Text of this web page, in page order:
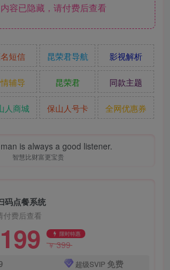
容已隐藏，请付费后查看
短信 昆荣君导航 影视解析
辅导 昆荣君 同款主题
人商城 保山人号卡 全网优惠券
is always a good listener.
智慧比财富更宝贵
码点餐系统
付费后查看
199 限时特惠
￥399
超级SVIP 免费